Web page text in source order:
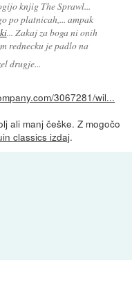
knjig The Sprawl...
po platnicah,... ampak
... Zakaj za boga ni onih
rednecku je padlo na
drugje...
3067281/wil...
ali manj češke. Z mogočo
classics izdaj.